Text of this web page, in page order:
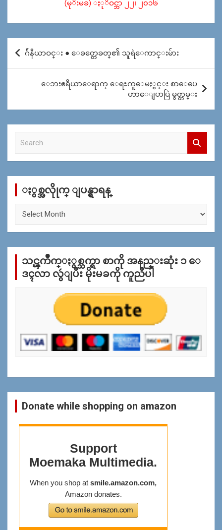
(မုိးမခ) ႏုိဝင္ဘာ ၂၂၊ ၂၀၁၆
Post
navigation
ဂ်ဴနီယာဝင္း ● ေခတ္တေခတ္၏ သူရဲေကာင္းမ်ား
ေဘးဧရိယာေရာက္ ေရႊကူေမႏွင္း စာေပေ
ဟာေျပာပြဲ မွတ္တမ္း
c
ႏွစ္အလိုုက္ ျပန္ရွာရန္
က္
န္
သင္ၾကိဳက္ႏွစ္သက္ရာ စာကို အနည္းဆုံး ၁ ေ
ဒၚလာ လွဴျပီး မိုးမခကို ကူညီပါ
Donate while shopping on amazon